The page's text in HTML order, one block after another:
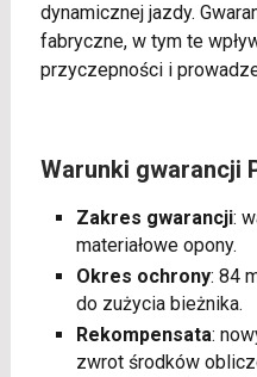
dynamicznej jazdy.
fabryczne, w tym te
przyczepności i
Warunki gwarancji
Zakres gwarancji:
materiałowe opony.
Okres ochrony: 84
do zużycia bieżnika.
Rekompensata:
zwrot środków